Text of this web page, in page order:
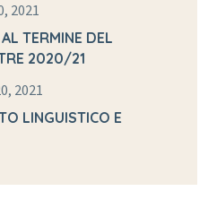
2021
TERMINE DEL
2020/21
2021
LINGUISTICO E